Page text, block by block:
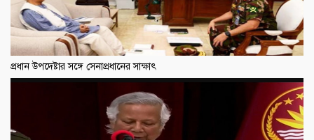
প্রধান উপদেষ্টার সঙ্গে সেনাপ্রধানের সাক্ষাৎ